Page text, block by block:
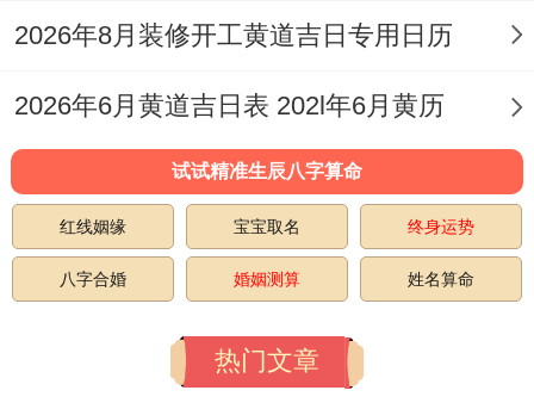
也强，这些好本事摆在那儿，成功那就是迟
早的事儿。不过他们也得学着把控自个儿的
这样才能在人生路上走得更漂亮，成为真正
的人生赢家。
推荐阅读
2026年8月装修开工黄道吉日专用日历
2026年6月黄道吉日表 202l年6月黄历
试试精准生辰八字算命
红线姻缘 宝宝取名 终身运势
八字合婚 婚姻测算 姓名算命
热门文章